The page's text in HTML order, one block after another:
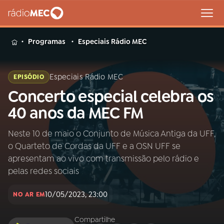
MENU
Buscar
na
Rádio
MEC
Buscar
Início AO VIVO
Programas Especiais Rádio MEC
EPISÓDIO Especiais Rádio MEC
Concerto especial celebra os
40 anos da MEC FM
Neste 10 de maio o Conjunto de Música Antiga da UFF,
o Quarteto de Cordas da UFF e a OSN UFF se
apresentam ao vivo com transmissão pelo rádio e
pelas redes sociais
NO AR EM10/05/2023, 23:00
Compartilhe